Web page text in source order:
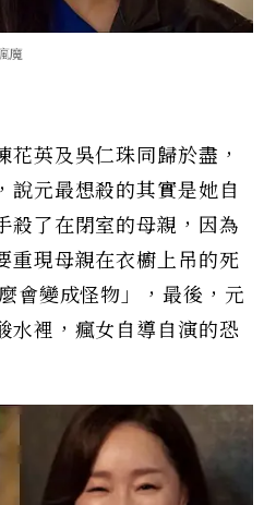
魔
英及吳仁珠同歸於盡，
說元最想殺的其實是她自
殺了在閉室的母親，因為
重現母親在衣櫥上吊的死
會變成怪物」，最後，元
水裡，瘋女自導自演的恐